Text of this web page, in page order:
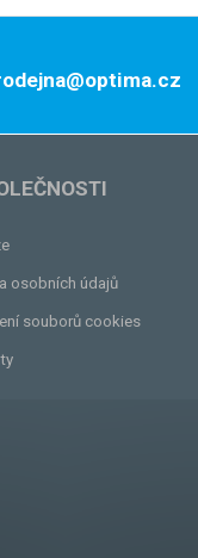
osobních údajů
souborů cookies